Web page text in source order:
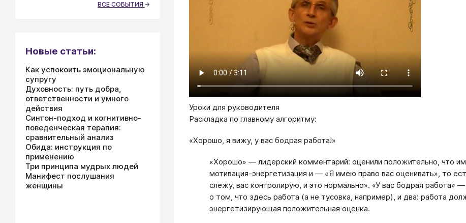
Уроки для руководителя
Раскладка по главному алгоритму:
«Хорошо, я вижу, у вас бодрая работа!»
«Хорошо» — лидерский комментарий: оценили положительно, что
мотивация-энергетизация и — «Я имею право вас оценивать», то
слежу, вас контролирую, и это нормально». «У вас бодрая работа»
о том, что здесь работа (а не тусовка, например), и два: работа
энергетизирующая положительная оценка.
ВСЕ СОБЫТИЯ
Новые статьи:
Как успокоить эмоциональную
супругу
Духовность: путь добра,
ответственности и умного
действия
Синтон-подход и когнитивно-
поведенческая терапия:
сравнительный анализ
Обида: инструкция по
применению
Три принципа мудрых людей
Манифест послушания
женщины